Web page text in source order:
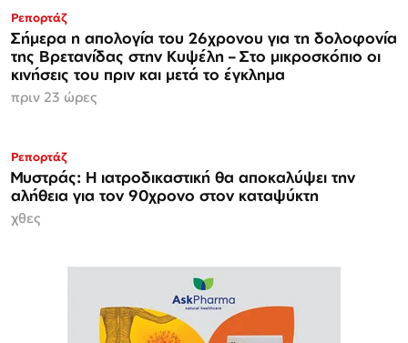
Ρεπορτάζ
Σήμερα η απολογία του 26χρονου για τη δολοφονία
της Βρετανίδας στην Κυψέλη – Στο μικροσκόπιο οι
κινήσεις του πριν και μετά το έγκλημα
πριν 23 ώρες
Ρεπορτάζ
Μυστράς: Η ιατροδικαστική θα αποκαλύψει την
αλήθεια για τον 90χρονο στον καταψύκτη
χθες